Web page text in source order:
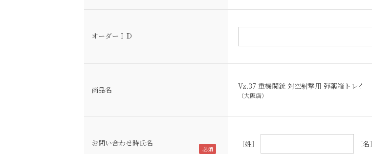
オーダーＩＤ
商品名 Vz.37 重機関銃 対空射撃用 弾薬箱トレイ
（大阪店）
お問い合わせ時氏名 ［姓］ ［名］